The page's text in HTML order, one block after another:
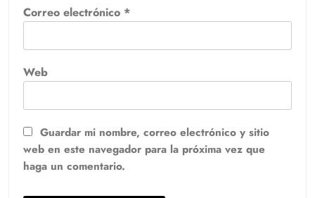
Correo electrónico *
Web
Guardar mi nombre, correo electrónico y sitio
web en este navegador para la próxima vez que
haga un comentario.